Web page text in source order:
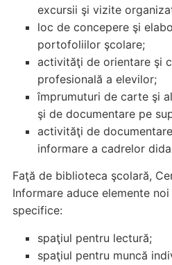
excursii şi vizite
loc de concepere şi
portofoliilor şcolare;
activităţi de orientare şi
profesională a elevilor;
împrumuturi de carte şi
şi de documentare pe
activităţi de
informare a cadrelor
Faţă de biblioteca şcolară,
Informare aduce elemente
specifice:
spaţiul pentru lectură;
spaţiul pentru muncă